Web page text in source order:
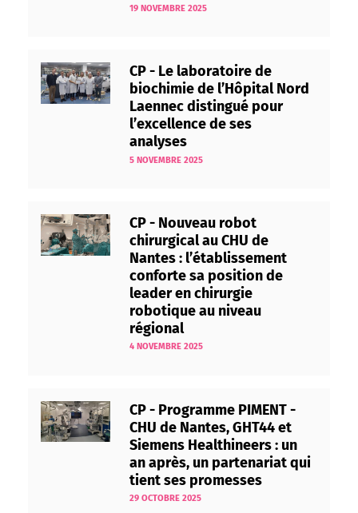
19 NOVEMBRE 2025
CP - Le laboratoire de
biochimie de l’Hôpital Nord
Laennec distingué pour
l’excellence de ses
analyses
5 NOVEMBRE 2025
CP - Nouveau robot
chirurgical au CHU de
Nantes : l’établissement
conforte sa position de
leader en chirurgie
robotique au niveau
régional
4 NOVEMBRE 2025
CP - Programme PIMENT -
CHU de Nantes, GHT44 et
Siemens Healthineers : un
an après, un partenariat qui
tient ses promesses
29 OCTOBRE 2025